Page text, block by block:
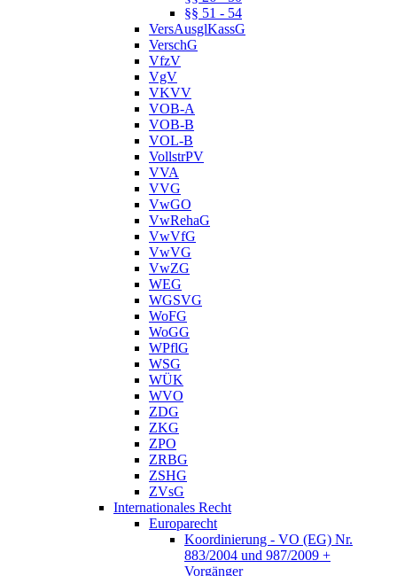
§§ 51 - 54
VersAusglKassG
VerschG
VfzV
VgV
VKVV
VOB-A
VOB-B
VOL-B
VollstrPV
VVA
VVG
VwGO
VwRehaG
VwVfG
VwVG
VwZG
WEG
WGSVG
WoFG
WoGG
WPflG
WSG
WÜK
WVO
ZDG
ZKG
ZPO
ZRBG
ZSHG
ZVsG
Internationales Recht
Europarecht
Koordinierung - VO (EG) Nr.
883/2004 und 987/2009 +
Vorgänger